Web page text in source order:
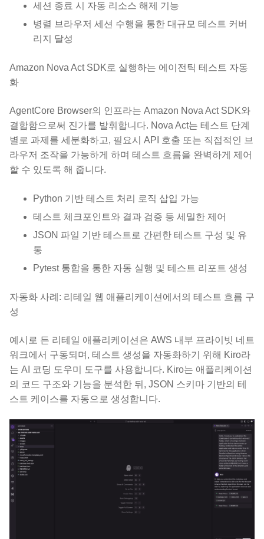
세션 종료 시 자동 리소스 해제 기능
병렬 브라우저 세션 수행을 통한 대규모 테스트 커버
리지 달성
Amazon Nova Act SDK로 실행하는 에이전틱 테스트 자동
화
AgentCore Browser의 인프라는 Amazon Nova Act SDK와
결합함으로써 진가를 발휘합니다. Nova Act는 테스트 단계
별로 과제를 세분화하고, 필요시 API 호출 또는 직접적인 브
라우저 조작을 가능하게 하며 테스트 흐름을 완벽하게 제어
할 수 있도록 해 줍니다.
Python 기반 테스트 처리 로직 삽입 가능
테스트 체크포인트와 결과 검증 등 세밀한 제어
JSON 파일 기반 테스트로 간편한 테스트 구성 및 유
통
Pytest 통합을 통한 자동 실행 및 테스트 리포트 생성
자동화 사례: 리테일 웹 애플리케이션에서의 테스트 흐름 구
성
예시로 든 리테일 애플리케이션은 AWS 내부 프라이빗 네트
워크에서 구동되며, 테스트 생성을 자동화하기 위해 Kiro라
는 AI 코딩 도우미 도구를 사용합니다. Kiro는 애플리케이션
의 코드 구조와 기능을 분석한 뒤, JSON 스키마 기반의 테
스트 케이스를 자동으로 생성합니다.